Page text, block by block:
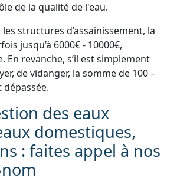
de la qualité de l'eau.
structures d’assainissement, la
jusqu’à 6000€ - 10000€,
En revanche, s’il est simplement
de vidanger, la somme de 100 –
des eaux
domestiques,
: faites appel à nos